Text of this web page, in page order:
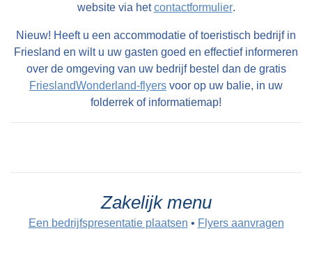
website via hetcontactformulier.
Nieuw! Heeft u een accommodatie of toeristisch bedrijf in
Friesland en wilt u uw gasten goed en effectief informeren
over de omgeving van uw bedrijf bestel dan de gratis
FrieslandWonderland-flyers voor op uw balie, in uw
folderrek of informatiemap!
Zakelijk menu
Een bedrijfspresentatie plaatsen • Flyers aanvragen